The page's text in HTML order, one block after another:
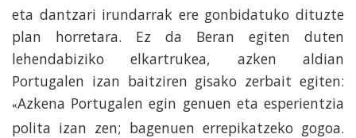
eta dantzari irundarrak ere gonbidatuko dituzte
plan horretara. Ez da Beran egiten duten
lehendabiziko elkartrukea, azken aldian
Portugalen izan baitziren gisako zerbait egiten:
«Azkena Portugalen egin genuen eta esperientzia
polita izan zen; bagenuen errepikatzeko gogoa.